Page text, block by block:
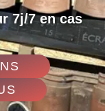
7j/7 en cas